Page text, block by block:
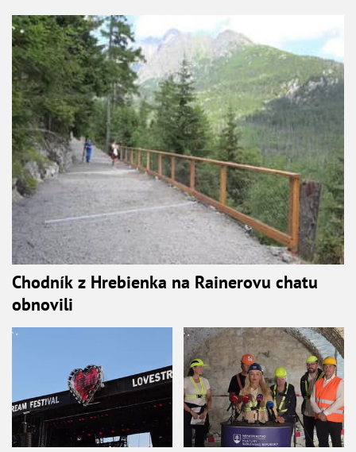
Chodník z Hrebienka na Rainerovu chatu
obnovili